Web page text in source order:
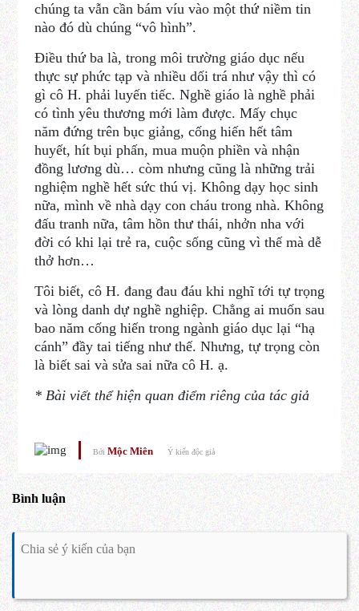
chúng ta vẫn cần bám víu vào một thứ niềm tin
nào đó dù chúng “vô hình”.
Điều thứ ba là, trong môi trường giáo dục nếu
thực sự phức tạp và nhiều dối trá như vậy thì có
gì cô H. phải luyến tiếc. Nghề giáo là nghề phải
có tình yêu thương mới làm được. Mấy chục
năm đứng trên bục giảng, cống hiến hết tâm
huyết, hít bụi phấn, mua muộn phiền và nhận
đồng lương dù… còm nhưng cũng là những trải
nghiệm nghề hết sức thú vị. Không dạy học sinh
nữa, mình về nhà dạy con cháu trong nhà. Không
đấu tranh nữa, tâm hồn thư thái, nhởn nha với
đời có khi lại trẻ ra, cuộc sống cũng vì thế mà dễ
thở hơn…
Tôi biết, cô H. đang đau đáu khi nghĩ tới tự trọng
và lòng danh dự nghề nghiệp. Chẳng ai muốn sau
bao năm cống hiến trong ngành giáo dục lại “hạ
cánh” đầy tai tiếng như thế. Nhưng, tự trọng còn
là biết sai và sửa sai nữa cô H. ạ.
* Bài viết thể hiện quan điểm riêng của tác giả
Bởi Mộc Miên Ý kiến độc giả
Bình luận